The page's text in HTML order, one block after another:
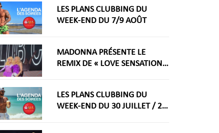
LES PLANS CLUBBING DU
WEEK-END DU 7/9 AOÛT
MADONNA PRÉSENTE LE
REMIX DE « LOVE SENSATION »
2026
LES PLANS CLUBBING DU
WEEK-END DU 30 JUILLET / 2